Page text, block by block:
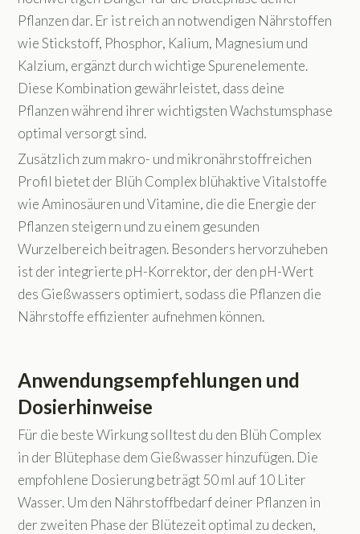
Pflanzen dar. Er ist reich an notwendigen Nährstoffen
wie Stickstoff, Phosphor, Kalium, Magnesium und
Kalzium, ergänzt durch wichtige Spurenelemente.
Diese Kombination gewährleistet, dass deine
Pflanzen während ihrer wichtigsten Wachstumsphase
optimal versorgt sind.
Zusätzlich zum makro- und mikronährstoffreichen
Profil bietet der Blüh Complex blühaktive Vitalstoffe
wie Aminosäuren und Vitamine, die die Energie der
Pflanzen steigern und zu einem gesunden
Wurzelbereich beitragen. Besonders hervorzuheben
ist der integrierte pH-Korrektor, der den pH-Wert
des Gießwassers optimiert, sodass die Pflanzen die
Nährstoffe effizienter aufnehmen können.
Anwendungsempfehlungen und
Dosierhinweise
Für die beste Wirkung solltest du den Blüh Complex
in der Blütephase dem Gießwasser hinzufügen. Die
empfohlene Dosierung beträgt 50 ml auf 10 Liter
Wasser. Um den Nährstoffbedarf deiner Pflanzen in
der zweiten Phase der Blütezeit optimal zu decken,